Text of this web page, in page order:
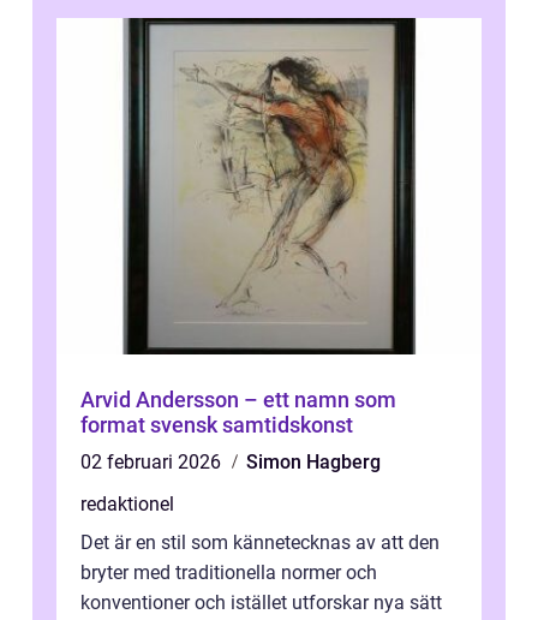
Arvid Andersson – ett namn som
format svensk samtidskonst
02 februari 2026
Simon Hagberg
redaktionel
Det är en stil som kännetecknas av att den
bryter med traditionella normer och
konventioner och istället utforskar nya sätt